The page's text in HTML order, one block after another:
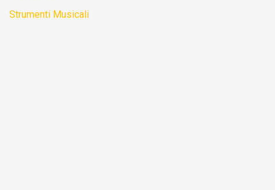
Strumenti Musicali